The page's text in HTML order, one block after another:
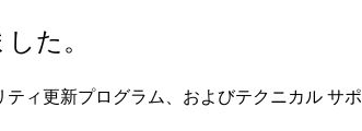
た。
ィ更新プログラム、およびテクニカル サポ